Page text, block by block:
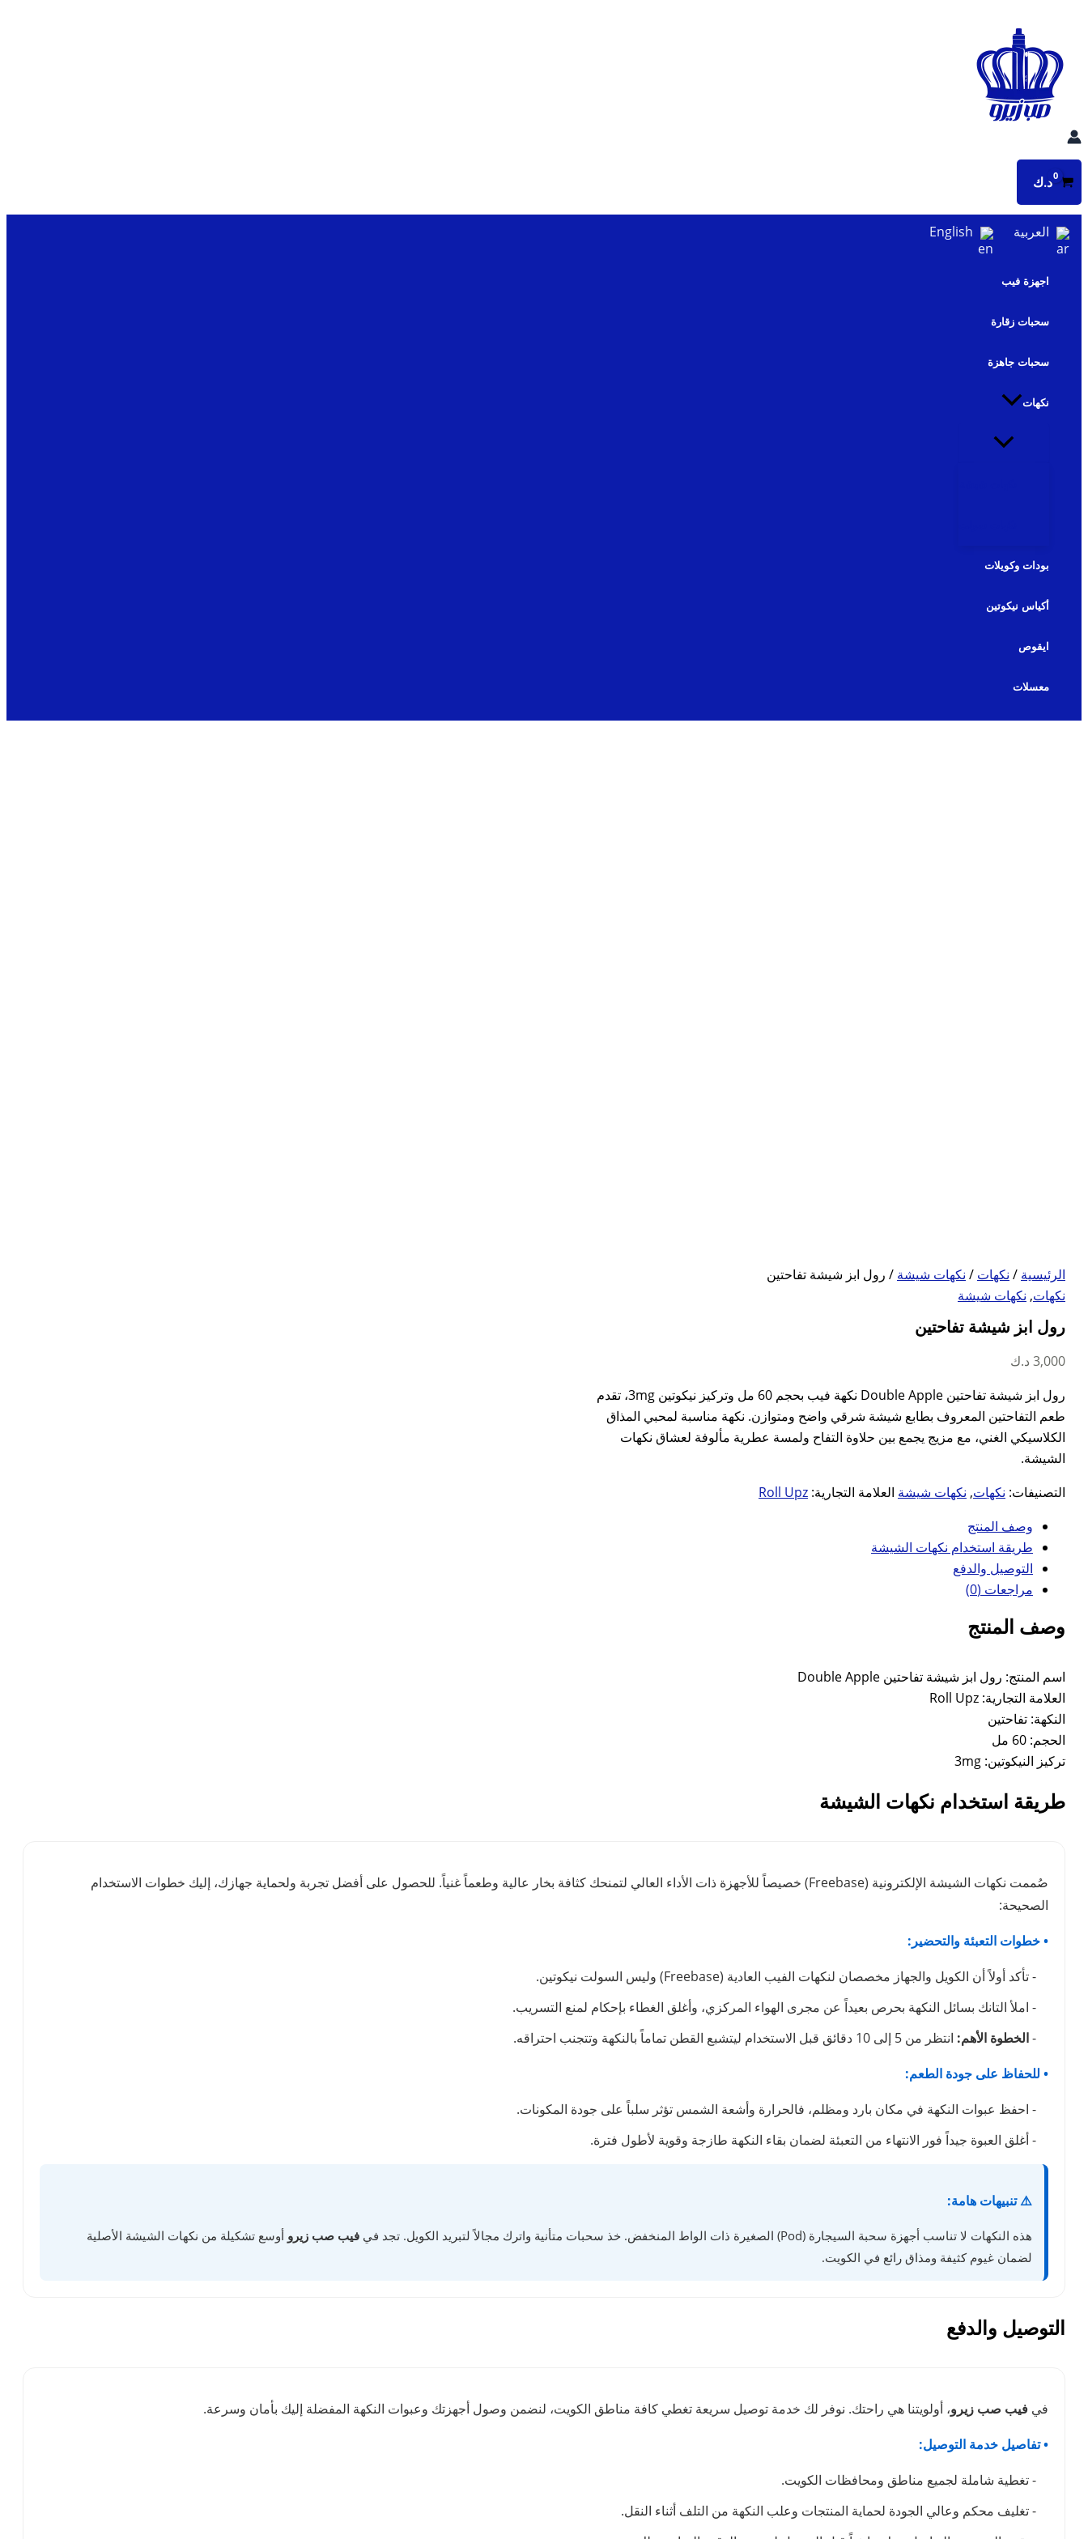
المحتوى
د.ك
العربية English
اجهزة فيب
سحبات زقارة
سحبات جاهزة
نكهات
بودات وكويلات
أكياس نيكوتين
ايقوص
معسلات
الرئيسية / نكهات / نكهات شيشة / رول ابز شيشة تفاحتين
نكهات, نكهات شيشة
رول ابز شيشة تفاحتين
3,000 د.ك
رول ابز شيشة تفاحتين Double Apple نكهة فيب بحجم 60 مل وتركيز نيكوتين 3mg، تقدم
طعم التفاحتين المعروف بطابع شيشة شرقي واضح ومتوازن. نكهة مناسبة لمحبي المذاق
الكلاسيكي الغني، مع مزيج يجمع بين حلاوة التفاح ولمسة عطرية مألوفة لعشاق نكهات
الشيشة.
التصنيفات: نكهات, نكهات شيشة العلامة التجارية: Roll Upz
وصف المنتج
طريقة استخدام نكهات الشيشة
التوصيل والدفع
مراجعات (0)
وصف المنتج
اسم المنتج: رول ابز شيشة تفاحتين Double Apple
العلامة التجارية: Roll Upz
النكهة: تفاحتين
الحجم: 60 مل
تركيز النيكوتين: 3mg
طريقة استخدام نكهات الشيشة
صُممت نكهات الشيشة الإلكترونية (Freebase) خصيصاً للأجهزة ذات الأداء العالي لتمنحك كثافة بخار عالية وطعماً غنياً. للحصول على أفضل تجربة ولحماية جهازك، إليك خطوات الاستخدام
الصحيحة:
• خطوات التعبئة والتحضير:
- تأكد أولاً أن الكويل والجهاز مخصصان لنكهات الفيب العادية (Freebase) وليس السولت نيكوتين.
- املأ التانك بسائل النكهة بحرص بعيداً عن مجرى الهواء المركزي، وأغلق الغطاء بإحكام لمنع التسريب.
-الخطوة الأهم: انتظر من 5 إلى 10 دقائق قبل الاستخدام ليتشبع القطن تماماً بالنكهة وتتجنب احتراقه.
• للحفاظ على جودة الطعم:
- احفظ عبوات النكهة في مكان بارد ومظلم، فالحرارة وأشعة الشمس تؤثر سلباً على جودة المكونات.
- أغلق العبوة جيداً فور الانتهاء من التعبئة لضمان بقاء النكهة طازجة وقوية لأطول فترة.
⚠️ تنبيهات هامة:
هذه النكهات لا تناسب أجهزة سحبة السيجارة (Pod) الصغيرة ذات الواط المنخفض. خذ سحبات متأنية واترك مجالاً لتبريد الكويل. تجد في فيب صب زيرو أوسع تشكيلة من نكهات الشيشة الأصلية
لضمان غيوم كثيفة ومذاق رائع في الكويت.
التوصيل والدفع
في فيب صب زيرو، أولويتنا هي راحتك. نوفر لك خدمة توصيل سريعة تغطي كافة مناطق الكويت، لنضمن وصول أجهزتك وعبوات النكهة المفضلة إليك بأمان وسرعة.
• تفاصيل خدمة التوصيل:
- تغطية شاملة لجميع مناطق ومحافظات الكويت.
- تغليف محكم وعالي الجودة لحماية المنتجات وعلب النكهة من التلف أثناء النقل.